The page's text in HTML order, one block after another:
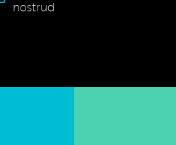
nostrud